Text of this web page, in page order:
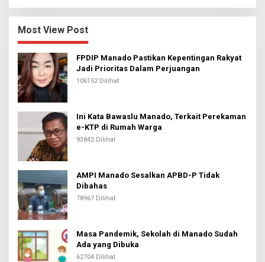
Most View Post
FPDIP Manado Pastikan Kepentingan Rakyat
Jadi Prioritas Dalam Perjuangan
106152 Dilihat
Ini Kata Bawaslu Manado, Terkait Perekaman
e-KTP di Rumah Warga
93842 Dilihat
AMPI Manado Sesalkan APBD-P Tidak
Dibahas
78967 Dilihat
Masa Pandemik, Sekolah di Manado Sudah
Ada yang Dibuka
62704 Dilihat